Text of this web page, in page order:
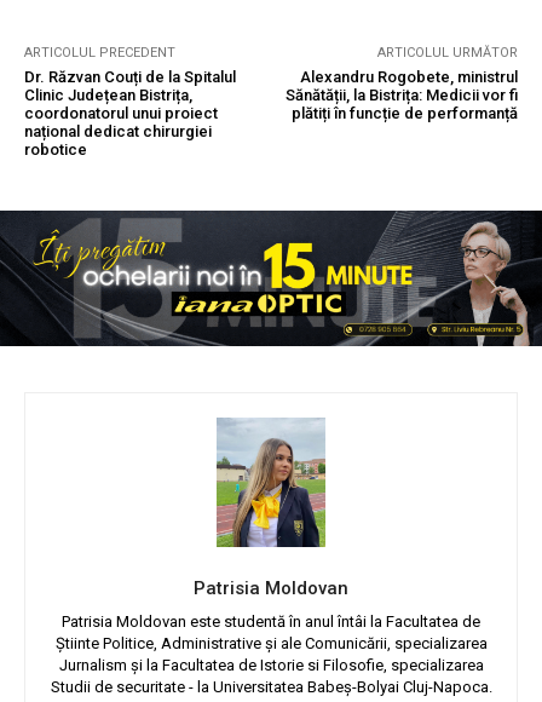
ARTICOLUL PRECEDENT
Dr. Răzvan Couți de la Spitalul
Clinic Județean Bistrița,
coordonatorul unui proiect
național dedicat chirurgiei
robotice
ARTICOLUL URMĂTOR
Alexandru Rogobete, ministrul
Sănătății, la Bistrița: Medicii vor fi
plătiți în funcție de performanță
Patrisia Moldovan
Patrisia Moldovan este studentă în anul întâi la Facultatea de
Știinte Politice, Administrative și ale Comunicării, specializarea
Jurnalism și la Facultatea de Istorie si Filosofie, specializarea
Studii de securitate - la Universitatea Babeș-Bolyai Cluj-Napoca.